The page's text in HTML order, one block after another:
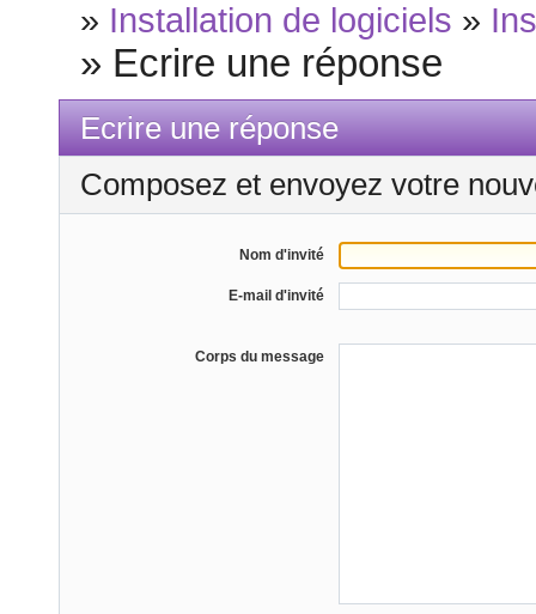
» Installation de logiciels »
» Ecrire une réponse
Ecrire une réponse
Composez et envoyez votre
Nom d'invité
E-mail d'invité
Corps du message